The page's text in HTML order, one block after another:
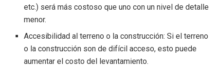
etc.) será más costoso que uno con un nivel de detalle
menor.
Accesibilidad al terreno o la construcción: Si el terreno
o la construcción son de difícil acceso, esto puede
aumentar el costo del levantamiento.